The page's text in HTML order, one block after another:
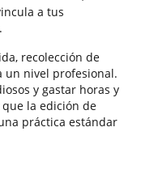
a tus
recolección de
un nivel profesional.
y gastar horas y
la edición de
práctica estándar